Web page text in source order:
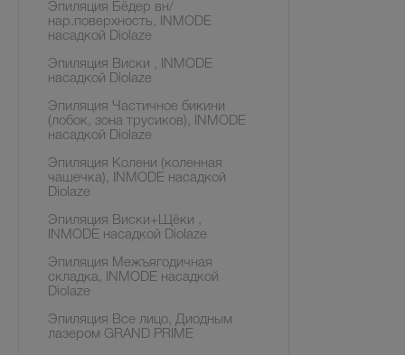
Эпиляция Бёдер вн/
нар.поверхность, INMODE
насадкой Diolaze
Эпиляция Виски , INMODE
насадкой Diolaze
Эпиляция Частичное бикини
(лобок, зона трусиков), INMODE
насадкой Diolaze
Эпиляция Колени (коленная
чашечка), INMODE насадкой
Diolaze
Эпиляция Виски+Щёки ,
INMODE насадкой Diolaze
Эпиляция Межъягодичная
складка, INMODE насадкой
Diolaze
Эпиляция Все лицо, Диодным
лазером GRAND PRIME